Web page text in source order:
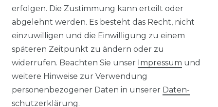
Ionisierung der Raum-
luft; geladene Ionen binden Schadstoffe effektiv
und reinigen so die Luft - ganz einfach während
des Betriebes.
SLEEP
erfolgen. Die Zustimmung kann erteilt oder
abgelehnt werden. Es besteht das Recht, nicht
einzuwilligen und die Einwilligung zu einem
späteren Zeitpunkt zu ändern oder zu
widerrufen. Beachten Sie unser Impressum und
weitere Hinweise zur Verwendung
personenbezogener Daten in unserer Daten­
schutz­erklärung.